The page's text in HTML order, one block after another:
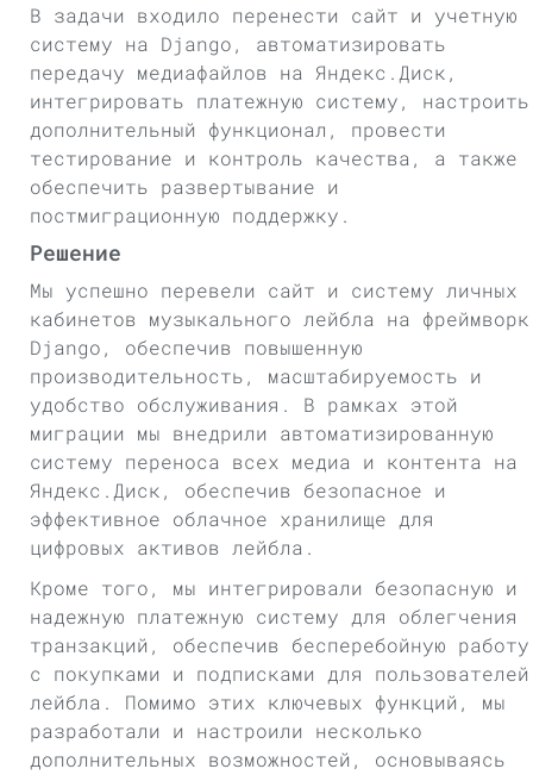
В задачи входило перенести сайт и учетную
систему на Django, автоматизировать
передачу медиафайлов на Яндекс.Диск,
интегрировать платежную систему, настроить
дополнительный функционал, провести
тестирование и контроль качества, а также
обеспечить развертывание и
постмиграционную поддержку.
Решение
Мы успешно перевели сайт и систему личных
кабинетов музыкального лейбла на фреймворк
Django, обеспечив повышенную
производительность, масштабируемость и
удобство обслуживания. В рамках этой
миграции мы внедрили автоматизированную
систему переноса всех медиа и контента на
Яндекс.Диск, обеспечив безопасное и
эффективное облачное хранилище для
цифровых активов лейбла.
Кроме того, мы интегрировали безопасную и
надежную платежную систему для облегчения
транзакций, обеспечив бесперебойную работу
с покупками и подписками для пользователей
лейбла. Помимо этих ключевых функций, мы
разработали и настроили несколько
дополнительных возможностей, основываясь